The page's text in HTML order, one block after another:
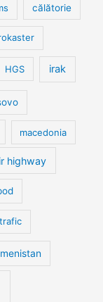
călătorie
HGS irak
macedonia
highway
trafic